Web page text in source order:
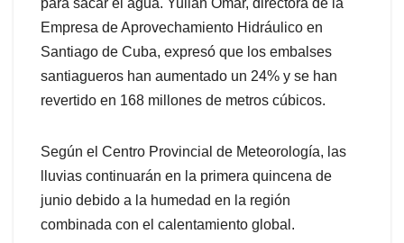
para sacar el agua. Yulian Omar, directora de la
Empresa de Aprovechamiento Hidráulico en
Santiago de Cuba, expresó que los embalses
santiagueros han aumentado un 24% y se han
revertido en 168 millones de metros cúbicos.
Según el Centro Provincial de Meteorología, las
lluvias continuarán en la primera quincena de
junio debido a la humedad en la región
combinada con el calentamiento global.